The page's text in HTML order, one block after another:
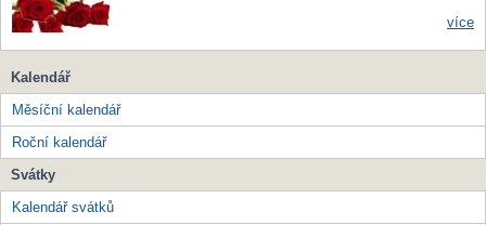
více
Kalendář
Měsíční kalendář
Roční kalendář
Svátky
Kalendář svátků